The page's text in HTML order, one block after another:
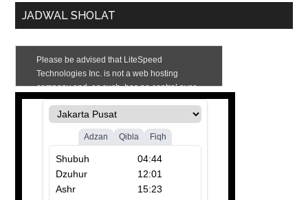
JADWAL SHOLAT